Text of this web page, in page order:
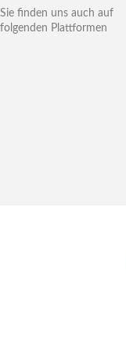
Sie finden uns auch auf
folgenden Plattformen